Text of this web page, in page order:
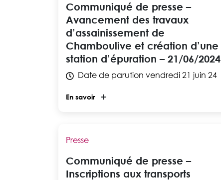
Communiqué de presse –
Avancement des travaux
d’assainissement de
Chamboulive et création d’une
station d’épuration – 21/06/2024
Date de parution vendredi 21 juin 24
En savoir
Presse
Communiqué de presse –
Inscriptions aux transports